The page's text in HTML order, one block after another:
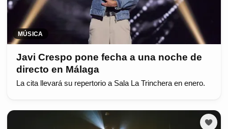
MÚSICA
Javi Crespo pone fecha a una noche de
directo en Málaga
La cita llevará su repertorio a Sala La Trinchera en enero.